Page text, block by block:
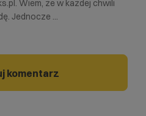
Wiem, że w każdej chwili
Jednocze ...